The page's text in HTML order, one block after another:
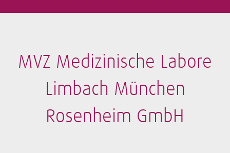
MVZ Medizinische Labore
Limbach München
Rosenheim GmbH